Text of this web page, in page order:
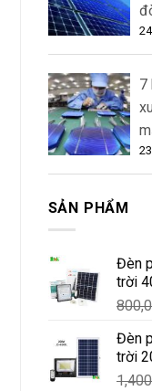
7
SẢN PHẨM
Đèn
trời
Đèn
trời